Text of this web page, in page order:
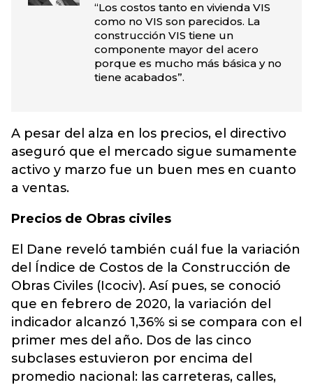
“Los costos tanto en vivienda VIS
como no VIS son parecidos. La
construcción VIS tiene un
componente mayor del acero
porque es mucho más básica y no
tiene acabados”.
A pesar del alza en los precios, el directivo
aseguró que el mercado sigue sumamente
activo y marzo fue un buen mes en cuanto
a ventas.
Precios de Obras civiles
El Dane reveló también cuál fue la variación
del Índice de Costos de la Construcción de
Obras Civiles (Icociv). Así pues, se conoció
que en febrero de 2020, la variación del
indicador alcanzó 1,36% si se compara con el
primer mes del año. Dos de las cinco
subclases estuvieron por encima del
promedio nacional: las carreteras, calles,